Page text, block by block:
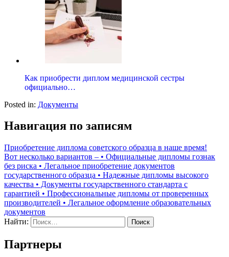
Как приобрести диплом медицинской сестры
официально…
Posted in: Документы
Навигация по записям
Приобретение диплома советского образца в наше время!
Вот несколько вариантов – • Официальные дипломы гознак
без риска • Легальное приобретение документов
государственного образца • Надежные дипломы высокого
качества • Документы государственного стандарта с
гарантией • Профессиональные дипломы от проверенных
производителей • Легальное оформление образовательных
документов
Найти:
Партнеры